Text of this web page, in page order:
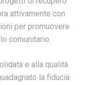
attivamente con
per promuovere
comunitario.
e alla qualità
la fiducia